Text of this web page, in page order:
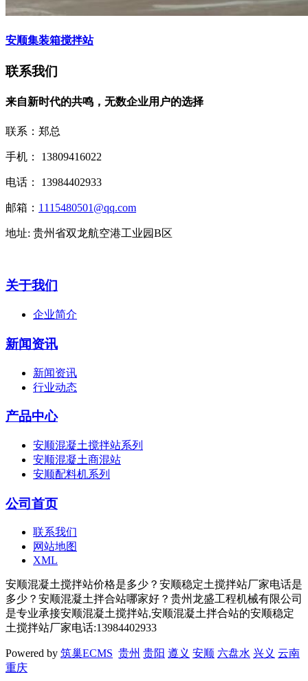
安顺集装箱搅拌站
联系我们
来自新时代的共鸣，无数企业用户的选择
联系：郑总
手机： 13809416022
电话： 13984402933
邮箱： 1115480501@qq.com
地址: 贵州省双龙航空港工业园B区
关于我们
企业简介
新闻资讯
新闻资讯
行业动态
产品中心
安顺混凝土搅拌站系列
安顺混凝土商混站
安顺配料机系列
公司首页
联系我们
网站地图
XML
安顺混凝土搅拌站价格是多少？安顺稳定土搅拌站厂家电话是
多少？安顺混凝土拌合站哪家好？贵州龙盛工程机械有限公司
是专业承接安顺混凝土搅拌站,安顺混凝土拌合站的安顺稳定
土搅拌站厂家电话:13984402933
Powered by 筑巢ECMS 贵州 贵阳 遵义 安顺 六盘水 兴义 云南
重庆